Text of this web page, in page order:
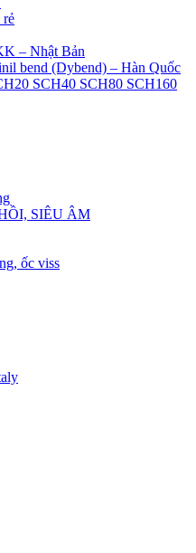
rẻ
– Nhật Bản
bend (Dybend) – Hàn Quốc
SCH40 SCH80 SCH160
SIÊU ÂM
ốc viss